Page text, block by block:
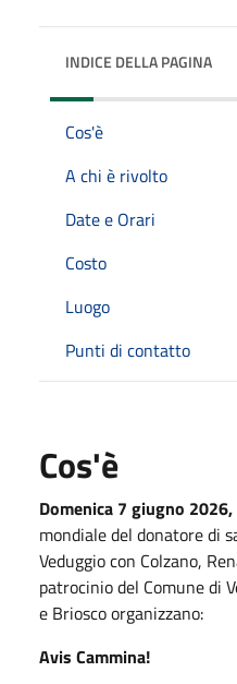
INDICE DELLA PAGINA
Cos'è
A chi è rivolto
Date e Orari
Costo
Luogo
Punti di contatto
Cos'è
Domenica 7 giugno 2026,
mondiale del donatore di
Veduggio con Colzano,
patrocinio del Comune di
e Briosco organizzano:
Avis Cammina!